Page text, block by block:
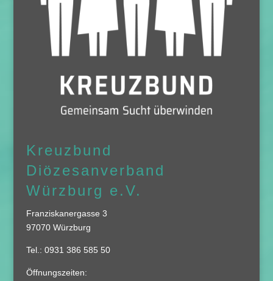
Kreuzbund
Diözesanverband
Würzburg e.V.
Franziskanergasse 3
97070 Würzburg
Tel.: 0931 386 585 50
Öffnungszeiten: